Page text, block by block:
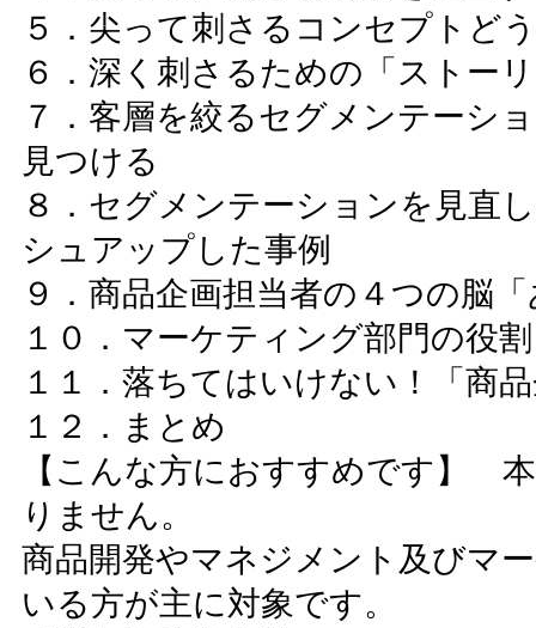
５．尖って刺さるコンセプトど
６．深く刺さるための「ストー
７．客層を絞るセグメンテーシ
見つける
８．セグメンテーションを見直
シュアップした事例
９．商品企画担当者の４つの脳
１０．マーケティング部門の役割
１１．落ちてはいけない！「商
１２．まとめ
【こんな方におすすめです】
りません。
商品開発やマネジメント及びマ
いる方が主に対象です。